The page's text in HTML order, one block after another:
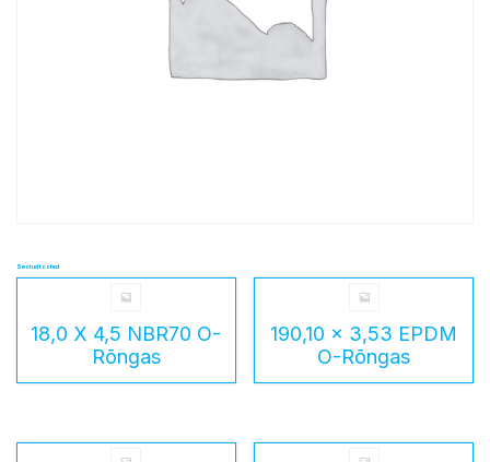
Seotud tooted
18,0 X 4,5 NBR70 O-
Rõngas
190,10 x 3,53 EPDM
O-Rõngas